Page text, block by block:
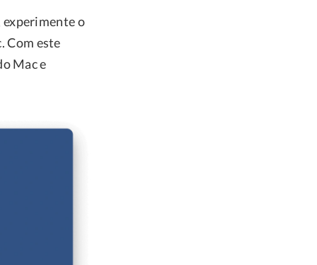
experimente o
Com este
Mac e